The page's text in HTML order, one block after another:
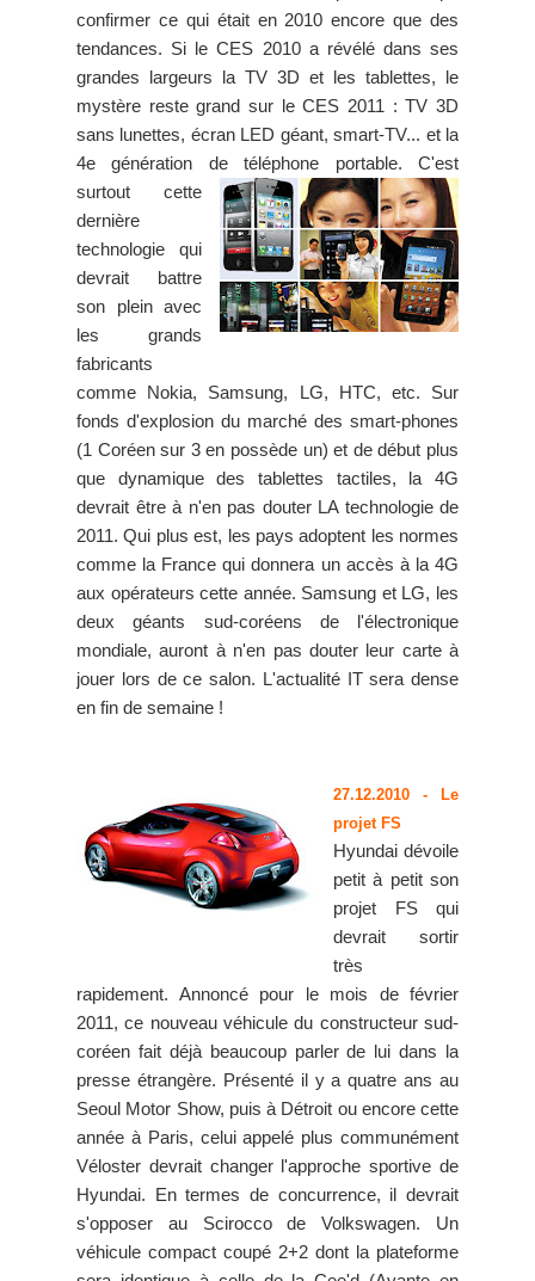
confirmer ce qui était en 2010 encore que des
tendances. Si le CES 2010 a révélé dans ses
grandes largeurs la TV 3D et les tablettes, le
mystère reste grand sur le CES 2011 : TV 3D
sans lunettes, écran LED géant, smart-TV... et la
4e génération de téléphone portable. C'est
surtout cette
dernière
technologie qui
devrait battre
son plein avec
les grands
fabricants
comme Nokia, Samsung, LG, HTC, etc. Sur
fonds d'explosion du marché des smart-phones
(1 Coréen sur 3 en possède un) et de début plus
que dynamique des tablettes tactiles, la 4G
devrait être à n'en pas douter LA technologie de
2011. Qui plus est, les pays adoptent les normes
comme la France qui donnera un accès à la 4G
aux opérateurs cette année. Samsung et LG, les
deux géants sud-coréens de l'électronique
mondiale, auront à n'en pas douter leur carte à
jouer lors de ce salon. L'actualité IT sera dense
en fin de semaine !
27.12.2010 - Le
projet FS
Hyundai dévoile
petit à petit son
projet FS qui
devrait sortir
très
rapidement. Annoncé pour le mois de février
2011, ce nouveau véhicule du constructeur sud-
coréen fait déjà beaucoup parler de lui dans la
presse étrangère. Présenté il y a quatre ans au
Seoul Motor Show, puis à Détroit ou encore cette
année à Paris, celui appelé plus communément
Véloster devrait changer l'approche sportive de
Hyundai. En termes de concurrence, il devrait
s'opposer au Scirocco de Volkswagen. Un
véhicule compact coupé 2+2 dont la plateforme